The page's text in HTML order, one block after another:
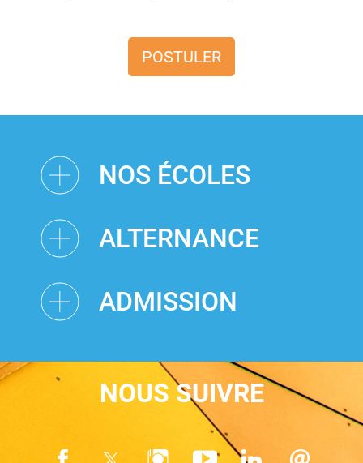
POSTULER
NOS ÉCOLES
ALTERNANCE
ADMISSION
NOUS SUIVRE